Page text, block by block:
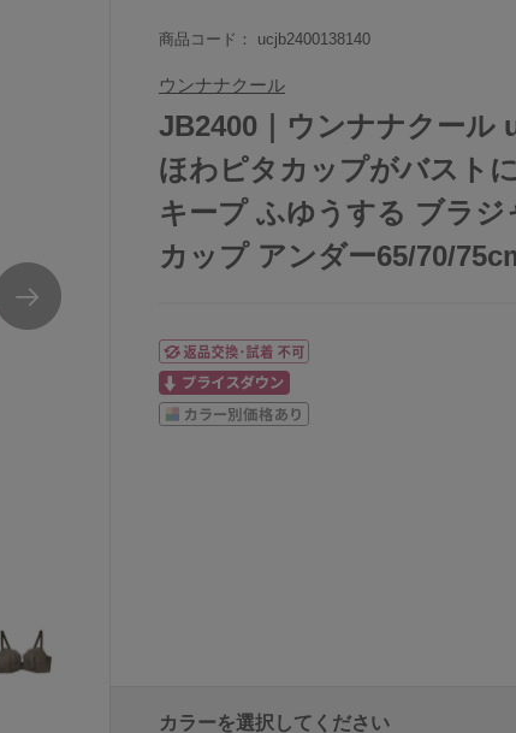
商品コード： ucjb2400138140
ウンナナクール
JB2400｜ウンナナクール
ほわピタカップがバスト
キープ ふゆうする ブラジ
カップ アンダー65/70/
カラーを選択してください